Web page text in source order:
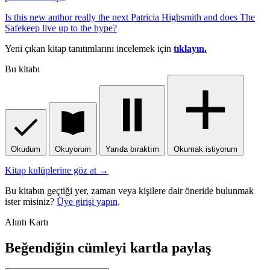
Is this new author really the next Patricia Highsmith and does The
Safekeep live up to the hype?
Yeni çıkan kitap tanıtımlarını incelemek için tıklayın.
Bu kitabı
Okudum Okuyorum Yarıda bıraktım Okumak istiyorum
Kitap kulüplerine göz at →
Bu kitabın geçtiği yer, zaman veya kişilere dair öneride bulunmak
ister misiniz? Üye girişi yapın.
Alıntı Kartı
Beğendiğin cümleyi kartla paylaş